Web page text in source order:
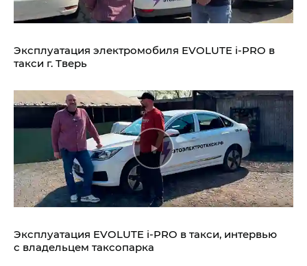
Эксплуатация электромобиля EVOLUTE i‑PRO в
такси г. Тверь
Эксплуатация EVOLUTE i‑PRO в такси, интервью
с владельцем таксопарка